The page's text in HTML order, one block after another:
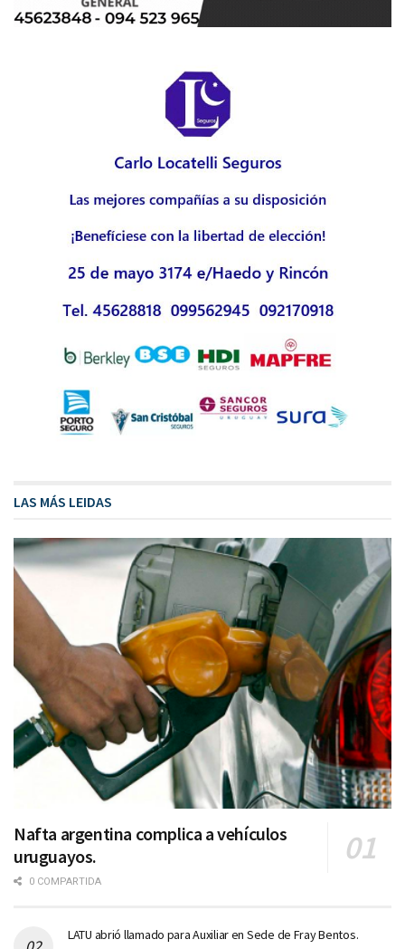
LAS MÁS LEIDAS
Nafta argentina complica a vehículos
uruguayos.
0 COMPARTIDA
LATU abrió llamado para Auxiliar en Sede de Fray Bentos.